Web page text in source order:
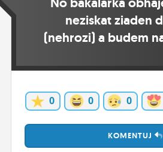
ČINŽIAK
FÓRUM
OBRÁZKY
ĽUDIA
neziskat ziaden
(nehrozi) a budem
0 0 0
KOMENTUJ